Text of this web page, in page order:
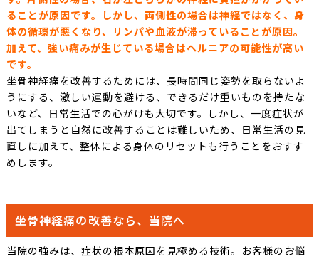
ることが原因です。しかし、両側性の場合は神経ではなく、身
体の循環が悪くなり、リンパや血液が滞っていることが原因。
加えて、強い痛みが生じている場合はヘルニアの可能性が高い
です。
坐骨神経痛を改善するためには、長時間同じ姿勢を取らないよ
うにする、激しい運動を避ける、できるだけ重いものを持たな
いなど、日常生活での心がけも大切です。しかし、一度症状が
出てしまうと自然に改善することは難しいため、日常生活の見
直しに加えて、整体による身体のリセットも行うことをおすす
めします。
坐骨神経痛の改善なら、当院へ
当院の強みは、症状の根本原因を見極める技術。お客様のお悩